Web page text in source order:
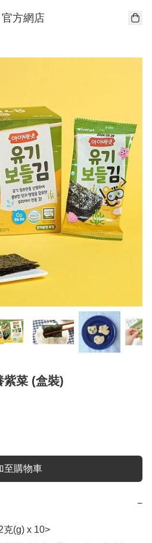
方網店
紫菜 (盒裝)
至購物車
−
克(g) x 10>